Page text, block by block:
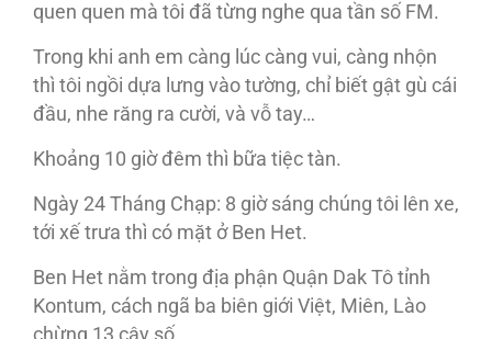
quen quen mà tôi đã từng nghe qua tần số FM.
Trong khi anh em càng lúc càng vui, càng nhộn
thì tôi ngồi dựa lưng vào tường, chỉ biết gật gù cái
đầu, nhe răng ra cười, và vỗ tay…
Khoảng 10 giờ đêm thì bữa tiệc tàn.
Ngày 24 Tháng Chạp: 8 giờ sáng chúng tôi lên xe,
tới xế trưa thì có mặt ở Ben Het.
Ben Het nằm trong địa phận Quận Dak Tô tỉnh
Kontum, cách ngã ba biên giới Việt, Miên, Lào